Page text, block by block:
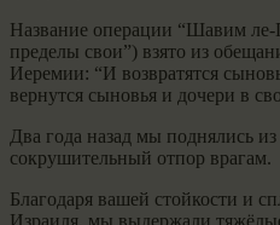
Название операции “Шавим ле-
пределы свои”) взято из
Иеремии: “И возвратятся
вернутся сыновья и дочери в
Два года назад мы поднялись
сокрушительный отпор врагам.
Благодаря вашей стойкости и
Израиля, мы выдержали